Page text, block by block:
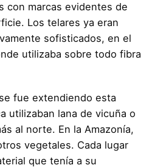
con marcas evidentes de
Los telares ya eran
sofisticados, en el
utilizaba sobre todo fibra
fue extendiendo esta
utilizaban lana de vicuña o
al norte. En la Amazonía,
vegetales. Cada lugar
que tenía a su